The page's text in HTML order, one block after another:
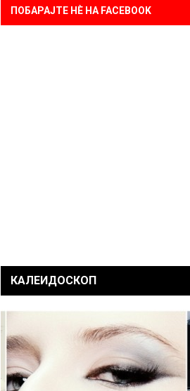
ПОБАРАЈТЕ НÈ НА FACEBOOK
КАЛЕИДОСКОП